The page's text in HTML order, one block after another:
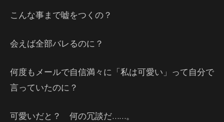
こんな事まで嘘をつくの？
会えば全部バレるのに？
何度もメールで自信満々に「私は可愛い」って自分で
言っていたのに？
可愛いだと？ 何の冗談だ……。